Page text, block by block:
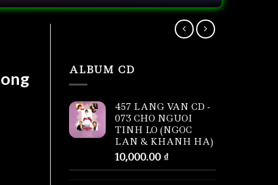
ALBUM CD
457 LANG VAN CD -
073 CHO NGUOI
TINH LO (NGOC
LAN & KHANH HA)
10,000.00 ₫